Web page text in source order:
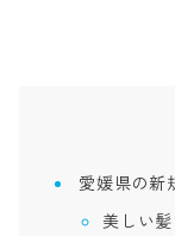
愛媛県の新
美しい